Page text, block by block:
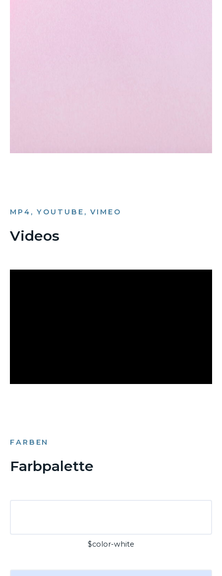
MP4, YOUTUBE, VIMEO
Videos
FARBEN
Farbpalette
$color-white